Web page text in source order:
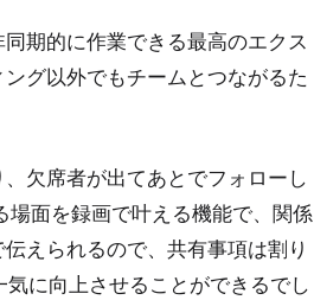
期的に作業できる最高のエクス
グ以外でもチームとつながるた
欠席者が出てあとでフォローし
面を録画で叶える機能で、関係
えられるので、共有事項は割り
に向上させることができるでし